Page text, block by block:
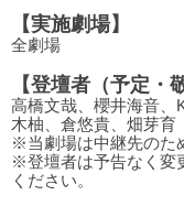
【実施劇場】
全劇場
【登壇者（予定・
高橋文哉、櫻井海音、
木柚、倉悠貴、畑芽育
※当劇場は中継先のた
※登壇者は予告なく変
ください。